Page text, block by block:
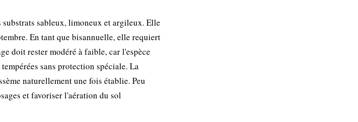
sableux, limoneux et argileux. Elle
En tant que bisannuelle, elle requiert
doit rester modéré à faible, car l'espèce
sans protection spéciale. La
naturellement une fois établie. Peu
et favoriser l'aération du sol